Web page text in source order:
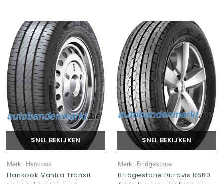
SNEL BEKIJKEN
Merk: Hankook
Hankook Vantra Transit
SNEL BEKIJKEN
Merk: Bridgestone
Bridgestone Duravis R660